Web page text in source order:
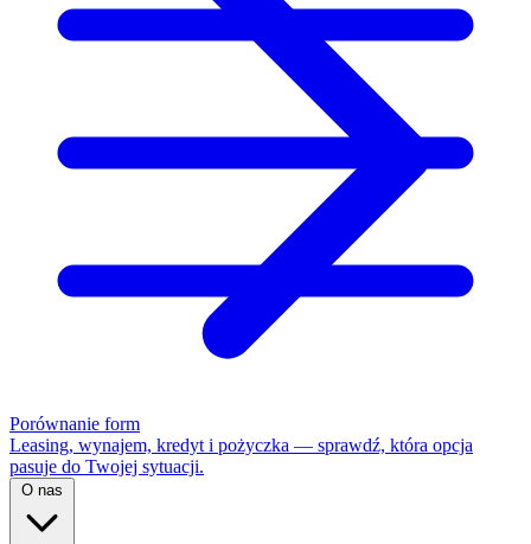
Porównanie form
Leasing, wynajem, kredyt i pożyczka — sprawdź, która opcja
pasuje do Twojej sytuacji.
O nas